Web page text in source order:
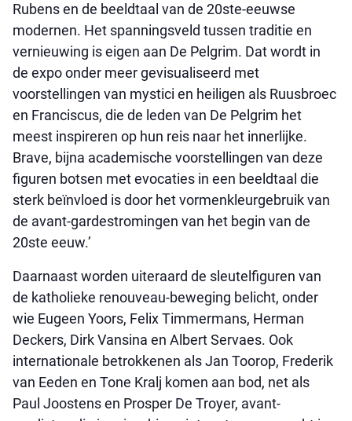
Rubens en de beeldtaal van de 20ste-eeuwse
modernen. Het spanningsveld tussen traditie en
vernieuwing is eigen aan De Pelgrim. Dat wordt in
de expo onder meer gevisualiseerd met
voorstellingen van mystici en heiligen als Ruusbroec
en Franciscus, die de leden van De Pelgrim het
meest inspireren op hun reis naar het innerlijke.
Brave, bijna academische voorstellingen van deze
figuren botsen met evocaties in een beeldtaal die
sterk beïnvloed is door het vormenkleurgebruik van
de avant-gardestromingen van het begin van de
20ste eeuw.’
Daarnaast worden uiteraard de sleutelfiguren van
de katholieke renouveau-beweging belicht, onder
wie Eugeen Yoors, Felix Timmermans, Herman
Deckers, Dirk Vansina en Albert Servaes. Ook
internationale betrokkenen als Jan Toorop, Frederik
van Eeden en Tone Kralj komen aan bod, net als
Paul Joostens en Prosper De Troyer, avant-